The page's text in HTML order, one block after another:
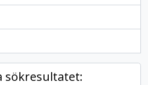
sökresultatet: